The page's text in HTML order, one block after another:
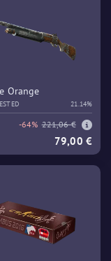
Orange
21.14%
-64% 221,06 €
79,00 €